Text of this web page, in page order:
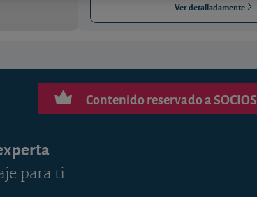
Ver detalladamente
Contenido reservado a SOCIOS
para ti